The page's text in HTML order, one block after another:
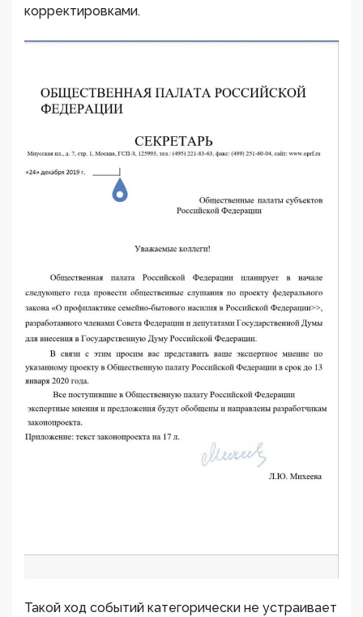
корректировками.
Такой ход событий категорически не устраивает